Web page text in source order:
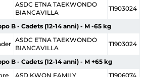
ASDC ETNA TAEKWONDO
BIANCAVILLA
T1903024
B - Cadets (12-14 anni) - M -65 kg
ASDC ETNA TAEKWONDO
BIANCAVILLA
T1903024
B - Cadets (12-14 anni) - M +65 kg
ASD KWON FAMILY T1906074